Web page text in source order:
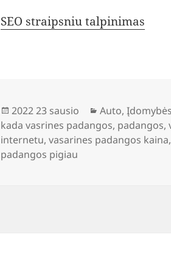
SEO straipsniu talpinimas
Paskelbta
2022 23 sausio Kategorijos
Auto,Įdomybės
kada vasrines padangos, padangos,
internetu,vasarines padangos kaina
padangos pigiau